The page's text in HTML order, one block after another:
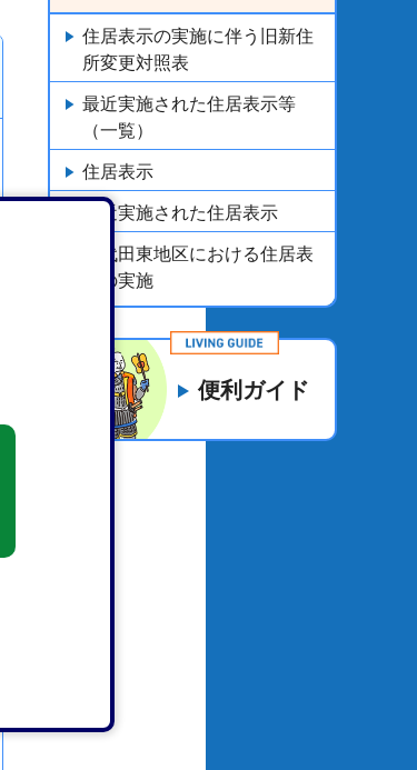
住居表示の実施に伴う旧新住
所変更対照表
最近実施された住居表示等
（一覧）
住居表示
最近実施された住居表示
千代田東地区における住居表
示の実施
便利ガイド